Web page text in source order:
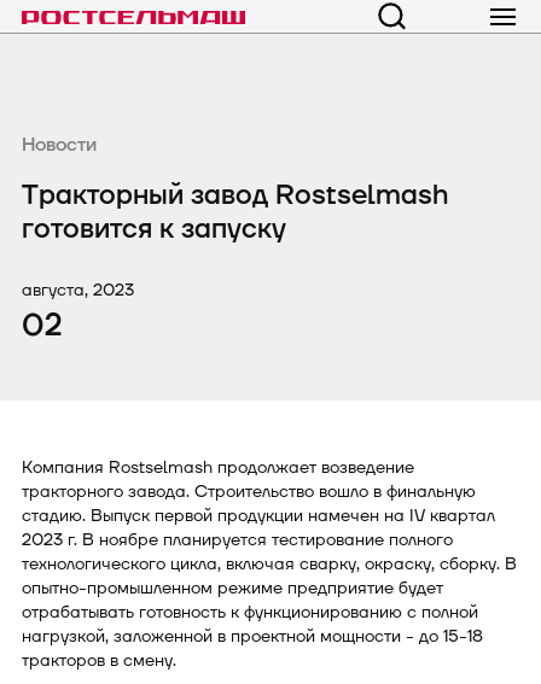
Новости
Тракторный завод Rostselmash
готовится к запуску
августа, 2023
02
Компания Rostselmash продолжает возведение
тракторного завода. Строительство вошло в финальную
стадию. Выпуск первой продукции намечен на IV квартал
2023 г. В ноябре планируется тестирование полного
технологического цикла, включая сварку, окраску, сборку. В
опытно-промышленном режиме предприятие будет
отрабатывать готовность к функционированию с полной
нагрузкой, заложенной в проектной мощности - до 15-18
тракторов в смену.